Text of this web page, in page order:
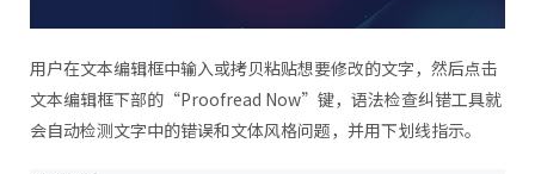
用户在文本编辑框中输入或拷贝粘贴想要修改的文字，然后点击
文本编辑框下部的“Proofread Now”键，语法检查纠错工具就
会自动检测文字中的错误和文体风格问题，并用下划线指示。